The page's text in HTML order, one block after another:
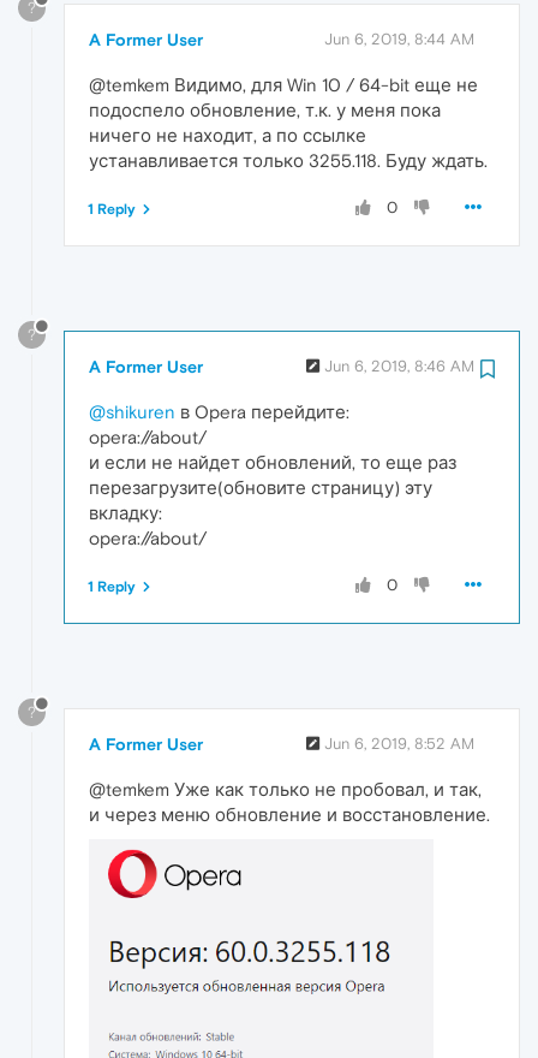
?
A Former User Jun 6, 2019, 8:44 AM
@temkem Видимо, для Win 10 / 64-bit еще не
подоспело обновление, т.к. у меня пока
ничего не находит, а по ссылке
устанавливается только 3255.118. Буду ждать.
0
1 Reply
?
A Former User Jun 6, 2019, 8:46 AM
@shikuren в Opera перейдите:
opera://about/
и если не найдет обновлений, то еще раз
перезагрузите(обновите страницу) эту
вкладку:
opera://about/
0
1 Reply
?
A Former User Jun 6, 2019, 8:52 AM
@temkem Уже как только не пробовал, и так,
и через меню обновление и восстановление.